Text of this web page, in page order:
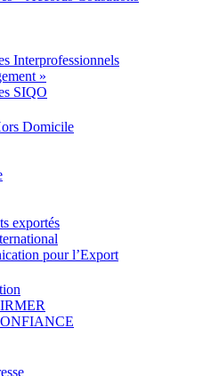
Interprofessionnels
»
SIQO
Domicile
exportés
pour l’Export